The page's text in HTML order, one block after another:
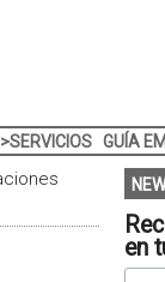
>SERVICIOS GUÍA
en